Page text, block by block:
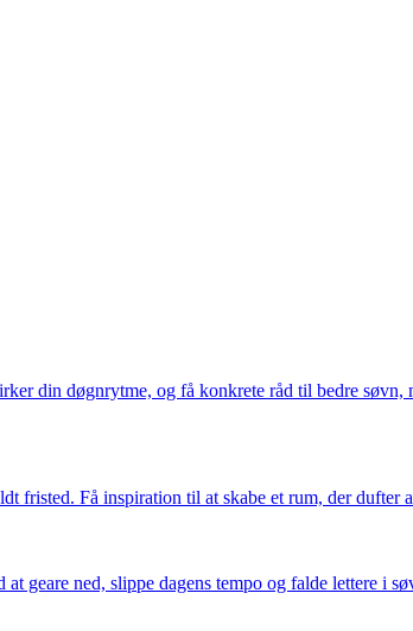
din døgnrytme, og få konkrete råd til bedre søvn,
fristed. Få inspiration til at skabe et rum, der dufter
geare ned, slippe dagens tempo og falde lettere i